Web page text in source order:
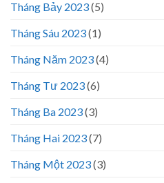
Tháng Bảy 2023(5)
Tháng Sáu 2023(1)
Tháng Năm 2023(4)
Tháng Tư 2023(6)
Tháng Ba 2023(3)
Tháng Hai 2023(7)
Tháng Một 2023(3)